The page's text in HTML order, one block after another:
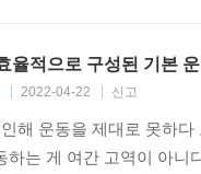
율적으로 구성된 기본
2022-04-22 신고
해 운동을 제대로 못하
하는 게 여간 고역이 아